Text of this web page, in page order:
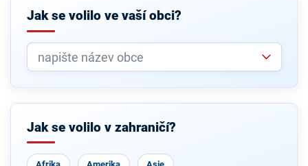
Jak se volilo ve vaší obci?
Jak se volilo v zahraničí?